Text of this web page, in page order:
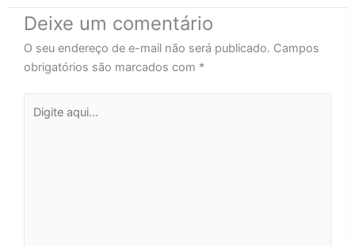
Deixe um comentário
O seu endereço de e-mail não será publicado. Campos
obrigatórios são marcados com *
aqui...